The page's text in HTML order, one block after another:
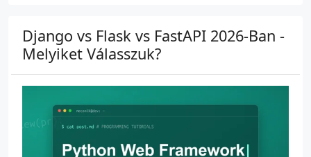
Django vs Flask vs FastAPI 2026-Ban -
Melyiket Válasszuk?